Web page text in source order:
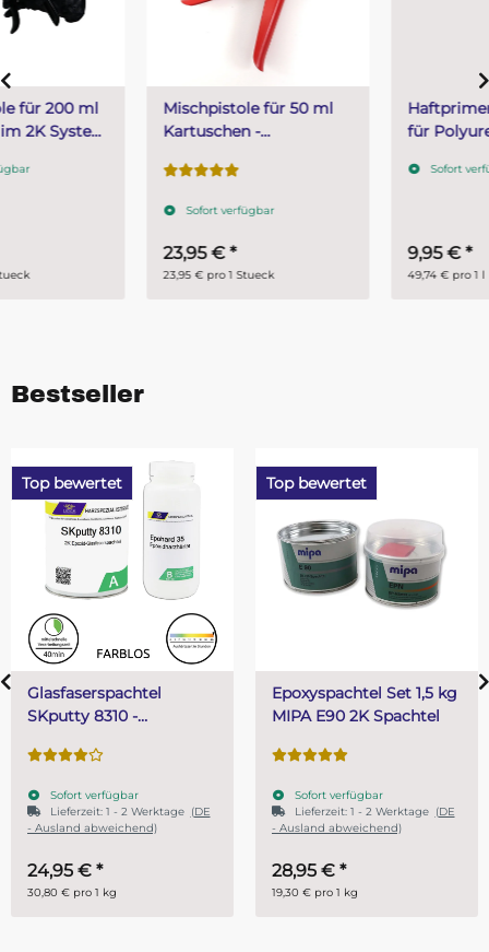
Mischpistole für 50 ml
Kartuschen -
23,95 € pro 1 Stueck
Haftprimer und Reiniger
für Polyurethanverguss
49,74 € pro 1 l
Bestseller
Top bewertet
Epoxyspachtel Set 1,5 kg
MIPA E90 2K Spachtel
Sofort verfügbar
Lieferzeit:1 - 2 Werktage(DE
- Ausland abweichend)
28,95 €*
19,30 € pro 1 kg
Top bewertet
PUR (Resin) 4 Minuten
Gießharz SKresin 6804
Sofort verfügbar
ab14,95 €
29,90 € pro 1 kg